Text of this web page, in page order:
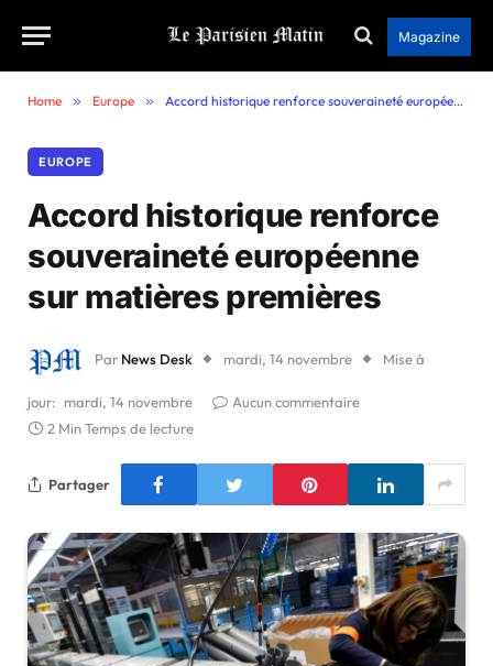
Magazine
Home » Europe » Accord historique renforce souveraineté européenne sur matières premières
EUROPE
Accord historique renforce
souveraineté européenne
sur matières premières
Par News Desk mardi, 14 novembre Mise à
jour: mardi, 14 novembre
Aucun commentaire
2 Min Temps de lecture
Partager